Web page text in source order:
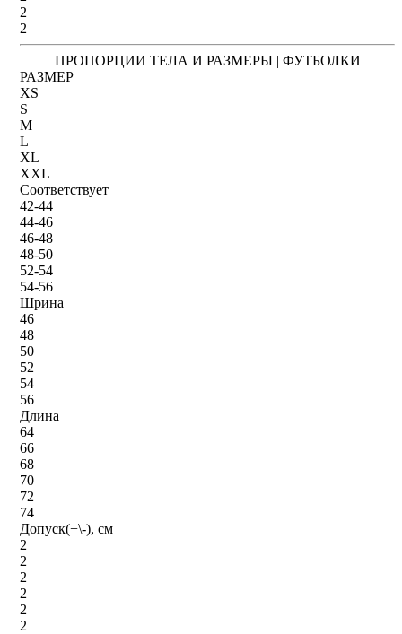
2
2
ПРОПОРЦИИ ТЕЛА И РАЗМЕРЫ | ФУТБОЛКИ
РАЗМЕР
XS
S
M
L
XL
XXL
Соответствует
42-44
44-46
46-48
48-50
52-54
54-56
Шрина
46
48
50
52
54
56
Длина
64
66
68
70
72
74
Допуск(+\-), см
2
2
2
2
2
2